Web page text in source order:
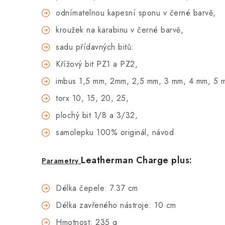
odnímatelnou kapesní sponu v černé barvě,
kroužek na karabinu v černé barvě,
sadu přídavných bitů:
Křížový bit PZ1 a PZ2,
imbus 1,5 mm, 2mm, 2,5 mm, 3 mm, 4 mm, 5
torx 10, 15, 20, 25,
plochý bit 1/8 a 3/32,
samolepku 100% originál, návod
Parametry Leatherman Charge plus:
Délka čepele: 7.37 cm
Délka zavřeného nástroje: 10 cm
Hmotnost: 235 g